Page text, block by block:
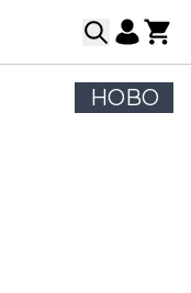
НОВО